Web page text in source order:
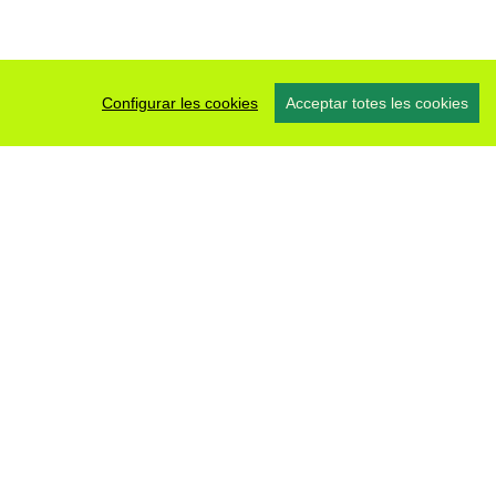
Configurar les cookies Acceptar totes les cookies